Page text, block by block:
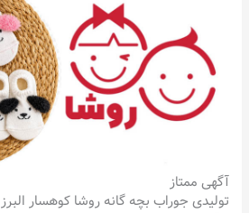
آگهی ممتاز
تولیدی جوراب بچه گانه روشا کوهسار البرز